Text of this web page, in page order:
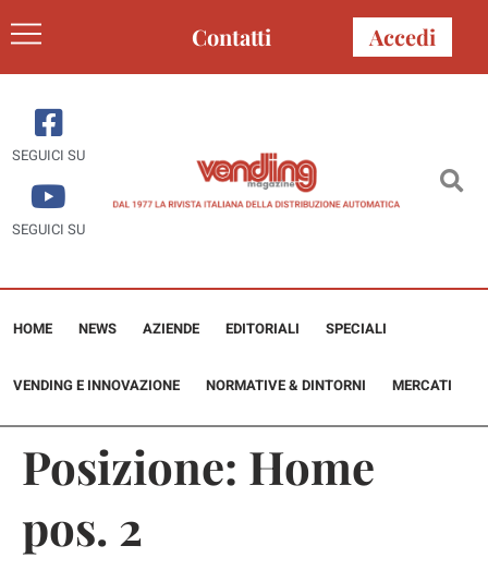
Contatti Accedi
SEGUICI SU
SEGUICI SU
HOME NEWS AZIENDE EDITORIALI SPECIALI
VENDING E INNOVAZIONE NORMATIVE & DINTORNI MERCATI
Posizione: Home
pos. 2